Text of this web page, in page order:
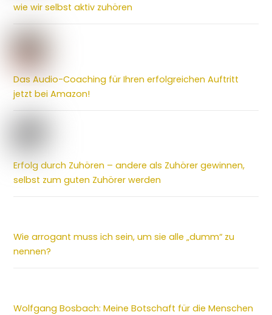
wie wir selbst aktiv zuhören
Das Audio-Coaching für Ihren erfolgreichen Auftritt
jetzt bei Amazon!
Erfolg durch Zuhören – andere als Zuhörer gewinnen,
selbst zum guten Zuhörer werden
Wie arrogant muss ich sein, um sie alle „dumm“ zu
nennen?
Wolfgang Bosbach: Meine Botschaft für die Menschen